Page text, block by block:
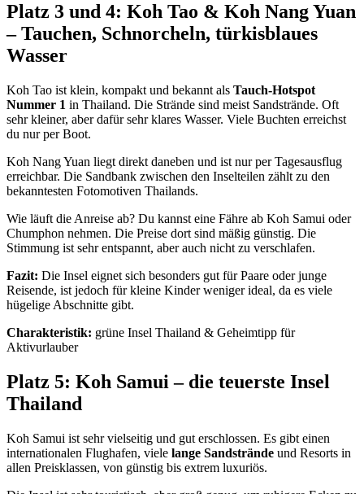
Platz 3 und 4: Koh Tao & Koh Nang Yuan
– Tauchen, Schnorcheln, türkisblaues
Wasser
Koh Tao ist klein, kompakt und bekannt als Tauch-Hotspot
Nummer 1 in Thailand. Die Strände sind meist Sandstrände. Oft
sehr kleiner, aber dafür sehr klares Wasser. Viele Buchten erreichst
du nur per Boot.
Koh Nang Yuan liegt direkt daneben und ist nur per Tagesausflug
erreichbar. Die Sandbank zwischen den Inselteilen zählt zu den
bekanntesten Fotomotiven Thailands.
Wie läuft die Anreise ab? Du kannst eine Fähre ab Koh Samui oder
Chumphon nehmen. Die Preise dort sind mäßig günstig. Die
Stimmung ist sehr entspannt, aber auch nicht zu verschlafen.
Fazit: Die Insel eignet sich besonders gut für Paare oder junge
Reisende, ist jedoch für kleine Kinder weniger ideal, da es viele
hügelige Abschnitte gibt.
Charakteristik: grüne Insel Thailand & Geheimtipp für
Aktivurlauber
Platz 5: Koh Samui – die teuerste Insel
Thailand
Koh Samui ist sehr vielseitig und gut erschlossen. Es gibt einen
internationalen Flughafen, viele lange Sandstrände und Resorts in
allen Preisklassen, von günstig bis extrem luxuriös.